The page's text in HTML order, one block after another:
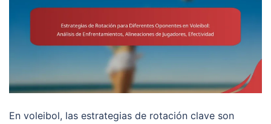
En voleibol, las estrategias de rotación clave son